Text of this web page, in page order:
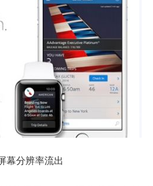
幕分辨率流出